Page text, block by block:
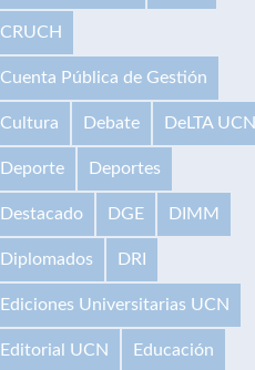
CRUCH
Cuenta Pública de Gestión
Cultura Debate DeLTA UCN
Deporte Deportes
Destacado DGE DIMM
Diplomados DRI
Ediciones Universitarias UCN
Editorial UCN Educación